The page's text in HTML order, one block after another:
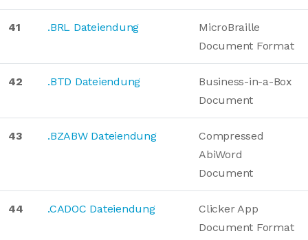
41 .BRL Dateiendung
MicroBraille
Document Format
42 .BTD Dateiendung
Business-in-a-Box
Document
43 .BZABW Dateiendung
Compressed
AbiWord
Document
44 .CADOC Dateiendung
Clicker App
Document Format